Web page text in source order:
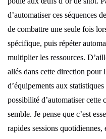
d’automatiser ces séquences
de combattre une seule fois
spécifique, puis répéter
multiplier les ressources.
allés dans cette direction pour
d’équipements aux
possibilité d’automatiser cette
semble. Je pense que c’est
rapides sessions